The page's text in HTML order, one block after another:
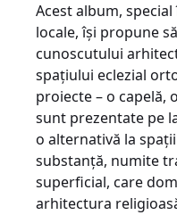
Acest album,
locale, îşi propune
cunoscutului
spaţiului eclezial
proiecte – o capelă,
sunt prezentate pe
o alternativă la
substanţă, numite
superficial, care
arhitectura